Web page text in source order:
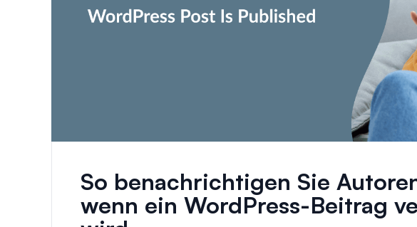
So benachrichtigen Sie
wenn ein WordPress-Beitrag